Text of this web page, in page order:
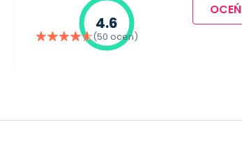
4.6
(50 ocen)
OCEŃ